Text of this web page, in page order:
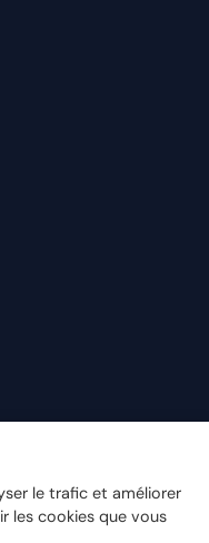
le trafic et améliorer
les cookies que vous